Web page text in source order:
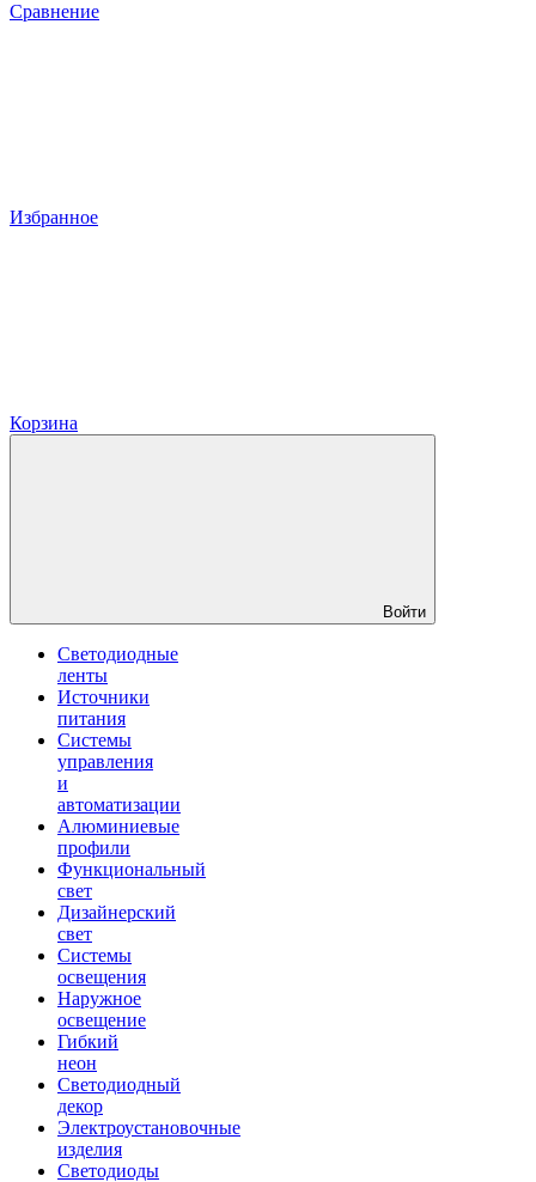
Сравнение
Избранное
Корзина
Войти
Светодиодные
ленты
Источники
питания
Системы
управления
и
автоматизации
Алюминиевые
профили
Функциональный
свет
Дизайнерский
свет
Системы
освещения
Наружное
освещение
Гибкий
неон
Светодиодный
декор
Электроустановочные
изделия
Светодиоды